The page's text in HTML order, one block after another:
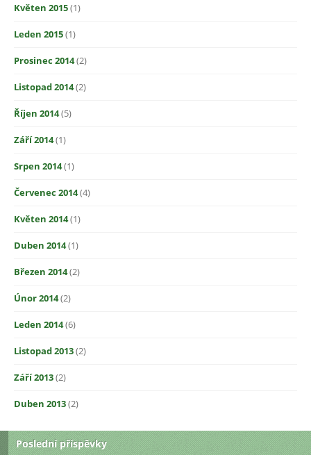
Květen 2015(1)
Leden 2015(1)
Prosinec 2014(2)
Listopad 2014(2)
Říjen 2014(5)
Září 2014(1)
Srpen 2014(1)
Červenec 2014(4)
Květen 2014(1)
Duben 2014(1)
Březen 2014(2)
Únor 2014(2)
Leden 2014(6)
Listopad 2013(2)
Září 2013(2)
Duben 2013(2)
Poslední příspěvky